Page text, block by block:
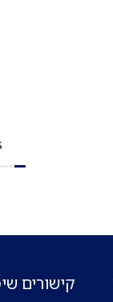
קישורים